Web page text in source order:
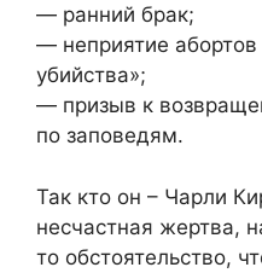
— ранний брак;
— неприятие абортов
убийства»;
— призыв к
по заповедям.
Так кто он – Чарли
несчастная жертва,
то обстоятельство,